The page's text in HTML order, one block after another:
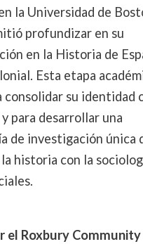
la Universidad de
profundizar en su
en la Historia de
Esta etapa
consolidar su identidad
para desarrollar una
de investigación única
historia con la
el Roxbury Community